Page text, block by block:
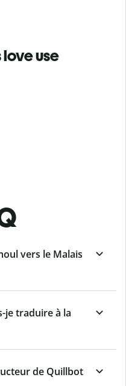
use
vers le Malais
je traduire à la
de Quillbot